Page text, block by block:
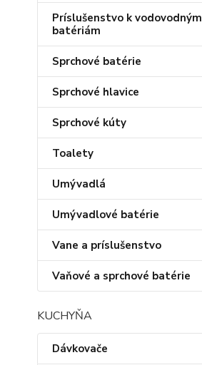
Príslušenstvo k vodovodným
batériám
Sprchové batérie
Sprchové hlavice
Sprchové kúty
Toalety
Umývadlá
Umývadlové batérie
Vane a príslušenstvo
Vaňové a sprchové batérie
KUCHYŇA
Dávkovače